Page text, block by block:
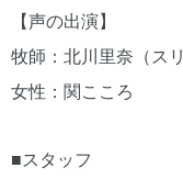
【声の出演】
牧師：北川里奈（ス
女性：関こころ
■スタッフ